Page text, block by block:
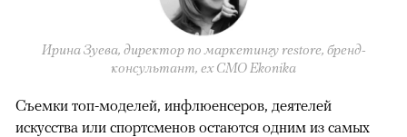
Ирина Зуева, директор по маркетингу restore, бренд-
консультант, eх CMO Ekonika
Съемки топ-моделей, инфлюенсеров, деятелей
искусства или спортсменов остаются одним из самых